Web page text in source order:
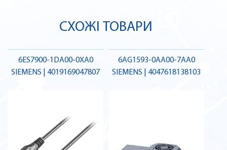
СХОЖІ ТОВАРИ
6ES7900-1DA00-0XA0
SIEMENS | 4019169047807
6AG1593-0AA00-7AA0
SIEMENS | 4047618138103